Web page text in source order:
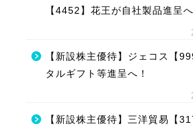
【4452】花王が自社製品進呈へ
【新設株主優待】ジェコス【
タルギフト等進呈へ！
【新設株主優待】三洋貿易【